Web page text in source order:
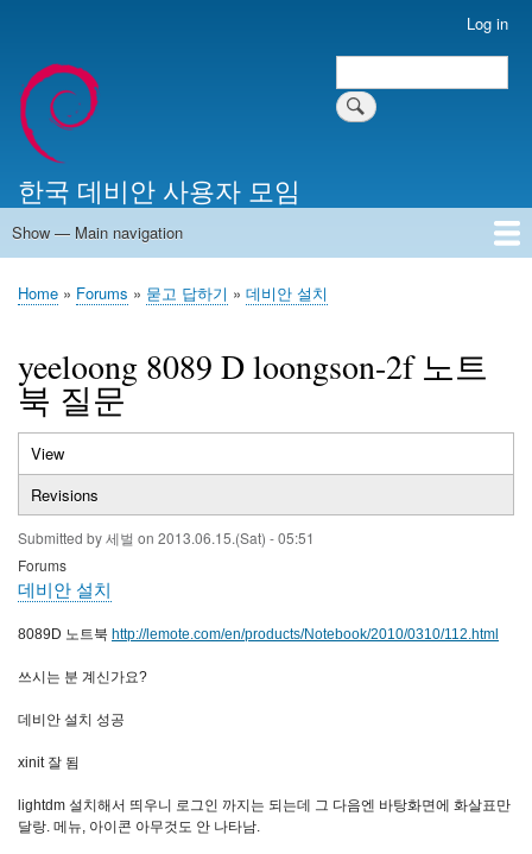
account
menu
Log in
Search
한국 데비안 사용자 모임
Main
Show — Main navigation
Home
알리는 말씀
최근 게시물
위키 문서
미러 서버
Breadcrumb
Home Forums 묻고 답하기 데비안 설치
yeeloong 8089 D loongson-2f 노트
북 질문
Primary
tabs
View
tab)
Revisions
Submitted by세벌 on 2013.06.15.(Sat) - 05:51
Forums
데비안 설치
8089D 노트북 http://lemote.com/en/products/Notebook/2010/0310/112.html
쓰시는 분 계신가요?
데비안 설치 성공
xinit 잘 됨
lightdm 설치해서 띄우니 로그인 까지는 되는데 그 다음엔 바탕화면에 화살표만
달랑. 메뉴, 아이콘 아무것도 안 나타남.